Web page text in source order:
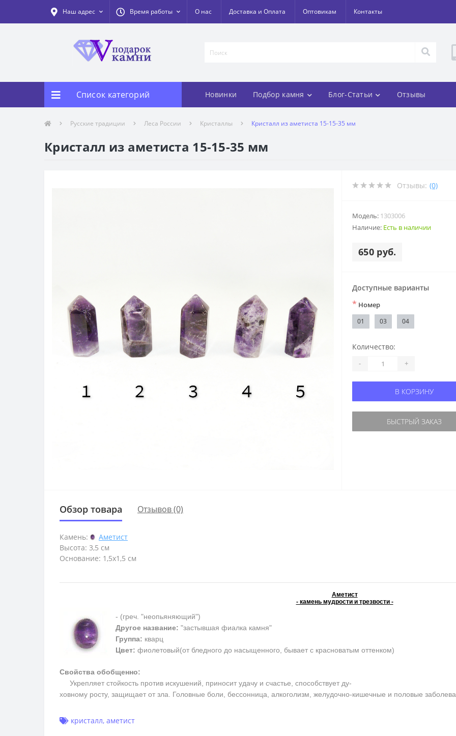
Наш адрес Время работы О нас Доставка и Оплата Оптовикам Контакты
Список категорий Новинки Подбор камня Блог-Статьи Отзывы
Русские традиции Леса России Кристаллы Кристалл из аметиста 15-15-35 мм
Кристалл из аметиста 15-15-35 мм
Отзывы: (0)
Модель: 1303006
Наличие: Есть в наличии
650 руб.
Доступные варианты
* Номер
01 03 04
Количество:
- +
В КОРЗИНУ
БЫСТРЫЙ ЗАКАЗ
Обзор товара Отзывов (0)
Камень:
Аметист
Высота: 3,5 см
Основание: 1,5х1,5 см
Аметист
- камень мудрости и трезвости -
- (греч. "неопьяняющий")
Другое название: "застывшая фиалка камня"
Группа: кварц
Цвет: фиолетовый(от бледного до насыщенного, бывает с красноватым оттенком)
Свойства обобщенно:
Укрепляет стойкость против искушений, приносит удачу и счастье, способствует ду-
ховному росту, защищает от зла. Головные боли, бессонница, алкоголизм, желудочно-кишечные и половые
кристалл, аметист